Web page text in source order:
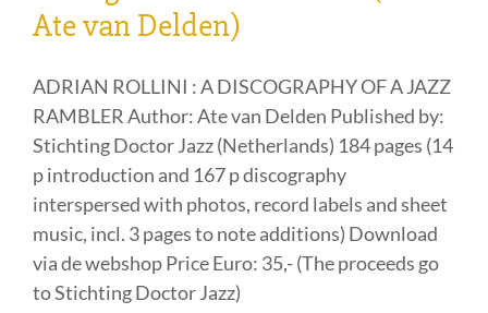
Ate van Delden)
ADRIAN ROLLINI : A DISCOGRAPHY OF A JAZZ
RAMBLER Author: Ate van Delden Published by:
Stichting Doctor Jazz (Netherlands) 184 pages (14
p introduction and 167 p discography
interspersed with photos, record labels and sheet
music, incl. 3 pages to note additions) Download
via de webshop Price Euro: 35,- (The proceeds go
to Stichting Doctor Jazz)